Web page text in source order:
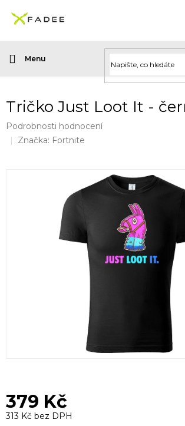
obsah
Tričko Just Loot It -
Průměrné
hodnocení
Podrobnosti hodnocení
Značka: Fortnite
379 Kč
313 Kč bez DPH